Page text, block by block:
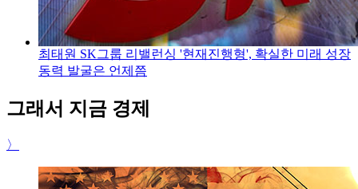
최태원 SK그룹 리밸런싱 '현재진행형', 확실한 미래 성장
동력 발굴은 언제쯤
그래서 지금 경제
〉